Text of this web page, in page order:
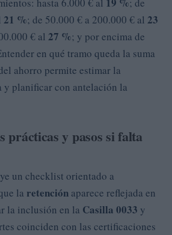
21 %; de 50.000 € a 200.000 € al 23
€ al 27 %; y por encima de
en qué tramo queda la suma
ahorro permite estimar la
planificar con antelación la
prácticas y pasos si falta
un checklist orientado a
la retención aparece reflejada en
la inclusión en la Casilla 0033 y
coinciden con las certificaciones